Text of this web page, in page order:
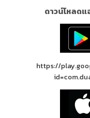
ดาวน์โหลด
https://